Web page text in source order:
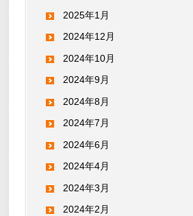
2025年1月
2024年12月
2024年10月
2024年9月
2024年8月
2024年7月
2024年6月
2024年4月
2024年3月
2024年2月